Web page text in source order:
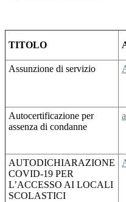
TITOLO
Assunzione di servizio
Autocertificazione per
assenza di condanne
AUTODICHIARAZIONE
COVID-19 PER
L’ACCESSO AI LOCALI
SCOLASTICI